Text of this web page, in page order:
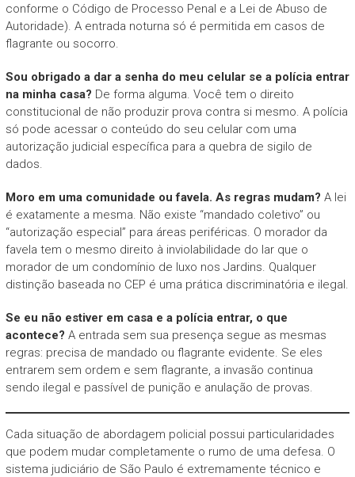
conforme o Código de Processo Penal e a Lei de Abuso de
Autoridade). A entrada noturna só é permitida em casos de
flagrante ou socorro.
Sou obrigado a dar a senha do meu celular se a polícia entrar
na minha casa? De forma alguma. Você tem o direito
constitucional de não produzir prova contra si mesmo. A polícia
só pode acessar o conteúdo do seu celular com uma
autorização judicial específica para a quebra de sigilo de
dados.
Moro em uma comunidade ou favela. As regras mudam? A lei
é exatamente a mesma. Não existe “mandado coletivo” ou
“autorização especial” para áreas periféricas. O morador da
favela tem o mesmo direito à inviolabilidade do lar que o
morador de um condomínio de luxo nos Jardins. Qualquer
distinção baseada no CEP é uma prática discriminatória e ilegal.
Se eu não estiver em casa e a polícia entrar, o que
acontece? A entrada sem sua presença segue as mesmas
regras: precisa de mandado ou flagrante evidente. Se eles
entrarem sem ordem e sem flagrante, a invasão continua
sendo ilegal e passível de punição e anulação de provas.
Cada situação de abordagem policial possui particularidades
que podem mudar completamente o rumo de uma defesa. O
sistema judiciário de São Paulo é extremamente técnico e